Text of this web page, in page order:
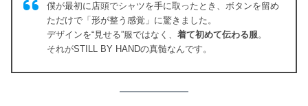
僕が最初に店頭でシャツを手に取ったとき、ボタンを留め
ただけで「形が整う感覚」に驚きました。
デザインを“見せる”服ではなく、 着て初めて伝わる服。
それがSTILL BY HANDの真髄なんです。